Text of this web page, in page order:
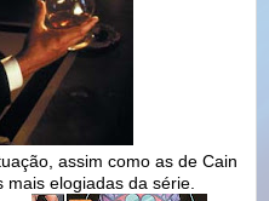
assim como as de Cain
elogiadas da série.